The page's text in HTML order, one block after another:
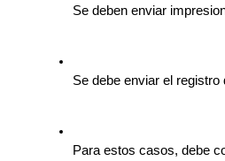
Se deben enviar
Se debe enviar el
Para estos casos, debe